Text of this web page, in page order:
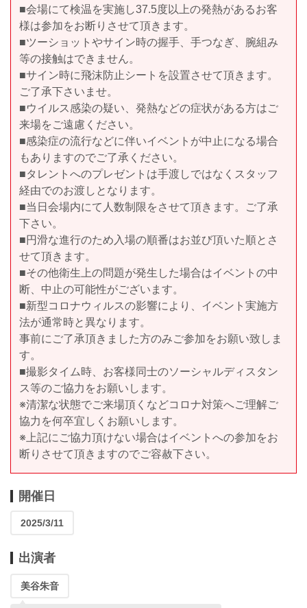
■会場にて検温を実施し37.5度以上の発熱があるお客
様は参加をお断りさせて頂きます。
■ツーショットやサイン時の握手、手つなぎ、腕組み
等の接触はできません。
■サイン時に飛沫防止シートを設置させて頂きます。
ご了承下さいませ。
■ウイルス感染の疑い、発熱などの症状がある方はご
来場をご遠慮ください。
■感染症の流行などに伴いイベントが中止になる場合
もありますのでご了承ください。
■タレントへのプレゼントは手渡しではなくスタッフ
経由でのお渡しとなります。
■当日会場内にて人数制限をさせて頂きます。ご了承
下さい。
■円滑な進行のため入場の順番はお並び頂いた順とさ
せて頂きます。
■その他衛生上の問題が発生した場合はイベントの中
断、中止の可能性がございます。
■新型コロナウィルスの影響により、イベント実施方
法が通常時と異なります。
事前にご了承頂きました方のみご参加をお願い致しま
す。
■撮影タイム時、お客様同士のソーシャルディスタン
ス等のご協力をお願いします。
※清潔な状態でご来場頂くなどコロナ対策へご理解ご
協力を何卒宜しくお願いします。
※上記にご協力頂けない場合はイベントへの参加をお
断りさせて頂きますのでご容赦下さい。
開催日
2025/3/11
出演者
美谷朱音